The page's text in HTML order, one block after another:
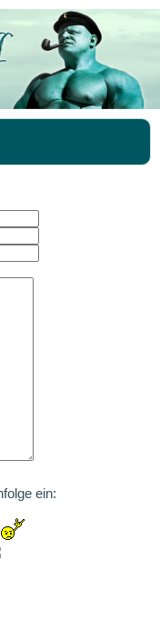
ein: